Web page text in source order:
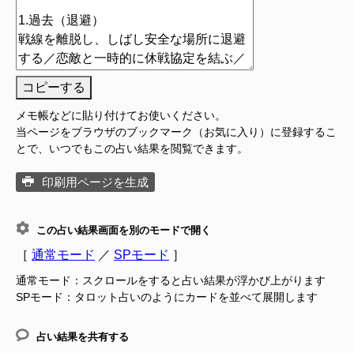
コピーする
メモ帳などに貼り付けてお使いください。
当ページをブラウザのブックマーク（お気に入り）に登録するこ
とで、いつでもこの占い結果を閲覧できます。
印刷用ページを生成
この占い結果画面を別のモードで開く
［ 通常モード ／ SPモード ］
通常モード：スクロールをすると占い結果が浮かび上がります
SPモード：タロット占いのようにカードを並べて展開します
占い結果を共有する